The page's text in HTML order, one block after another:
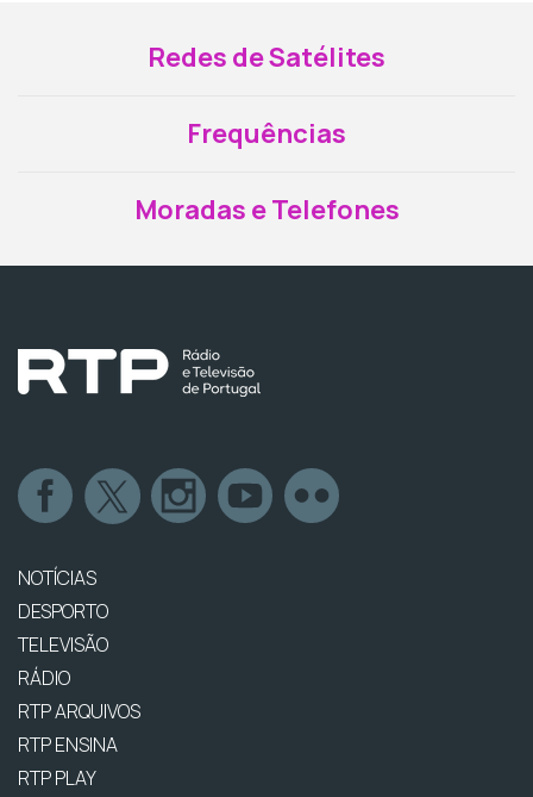
Redes de Satélites
Frequências
Moradas e Telefones
NOTÍCIAS
DESPORTO
TELEVISÃO
RÁDIO
RTP ARQUIVOS
RTP ENSINA
RTP PLAY